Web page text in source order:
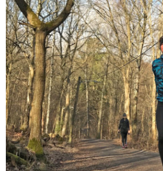
IDA (TRÄNINGSBLOGGA)
APRIL 23, 2017 KL. 6:38 E M
Fy fasen för att springa i
springvädret. Grymt bra
också! Heja!
ANNA LISSJANIS SKRIVER:
APRIL 23, 2017 KL. 9:27 E M
Ida – ja, det var en
jag skrev – den positiva
tyngre 🙂
Tack snälla du!